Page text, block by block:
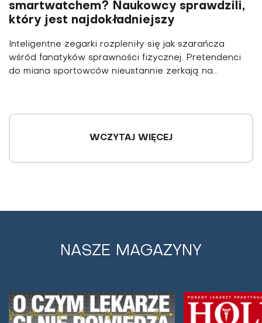
smartwatchem? Naukowcy sprawdzili,
który jest najdokładniejszy
Inteligentne zegarki rozpleniły się jak szarańcza
wśród fanatyków sprawności fizycznej. Pretendenci
do miana sportowców nieustannie zerkają na...
zdrowie? Naukowcy obliczyli
Naukowcy nie są zgodni co do liczby kroków, które
WCZYTAJ WIĘCEJ
NASZE MAGAZYNY